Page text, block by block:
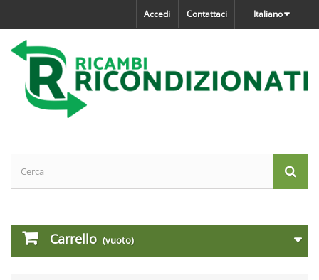
Italiano
Contattaci
Accedi
Carrello (vuoto)